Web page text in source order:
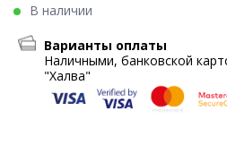
В наличии
Варианты оплаты
Наличными, банковской
"Халва"